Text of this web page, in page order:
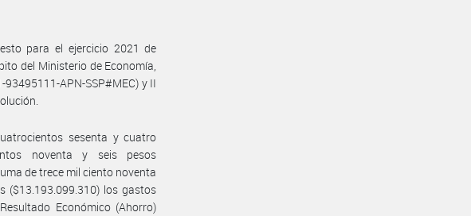
para el ejercicio 2021 de
del Ministerio de Economía,
APN-SSP#MEC) y II
sesenta y cuatro
noventa y seis pesos
de trece mil ciento noventa
($13.193.099.310) los gastos
Económico (Ahorro)